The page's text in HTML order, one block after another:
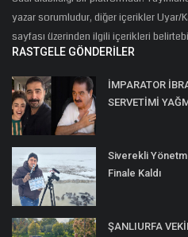
yazar sorumludur, diğer içerikler Uyar/
sayfası üzerinden ilgili içerikleri
RASTGELE GÖNDERILER
İMPARATOR
SERVETİMİ
Siverekli
Finale Kaldı
ŞANLIURFA